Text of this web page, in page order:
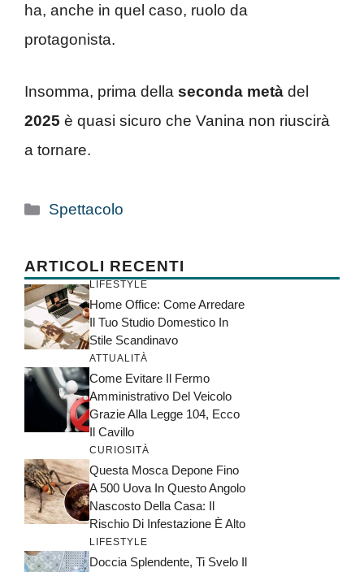
ha, anche in quel caso, ruolo da
protagonista.
Insomma, prima della seconda metà del
2025 è quasi sicuro che Vanina non riuscirà
a tornare.
Categorie
Spettacolo
ARTICOLI RECENTI
LIFESTYLE
Home Office: Come Arredare
Il Tuo Studio Domestico In
Stile Scandinavo
ATTUALITÀ
Come Evitare Il Fermo
Amministrativo Del Veicolo
Grazie Alla Legge 104, Ecco
Il Cavillo
CURIOSITÀ
Questa Mosca Depone Fino
A 500 Uova In Questo Angolo
Nascosto Della Casa: Il
Rischio Di Infestazione È Alto
LIFESTYLE
Doccia Splendente, Ti Svelo Il